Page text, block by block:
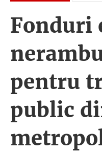
Fonduri
pentru
public